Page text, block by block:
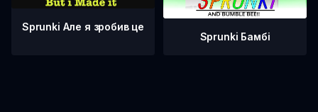
Sprunki Але я зробив це
Sprunki Бамбі